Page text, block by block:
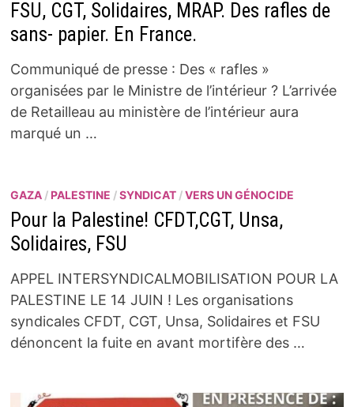
FSU, CGT, Solidaires, MRAP. Des rafles de
sans- papier. En France.
Communiqué de presse : Des « rafles »
organisées par le Ministre de l’intérieur ? L’arrivée
de Retailleau au ministère de l’intérieur aura
marqué un …
GAZA/ PALESTINE /SYNDICAT/VERS UN GÉNOCIDE
Pour la Palestine! CFDT,CGT, Unsa,
Solidaires, FSU
APPEL INTERSYNDICALMOBILISATION POUR LA
PALESTINE LE 14 JUIN ! Les organisations
syndicales CFDT, CGT, Unsa, Solidaires et FSU
dénoncent la fuite en avant mortifère des …